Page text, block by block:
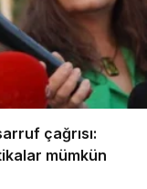
çağrısı:
mümkün